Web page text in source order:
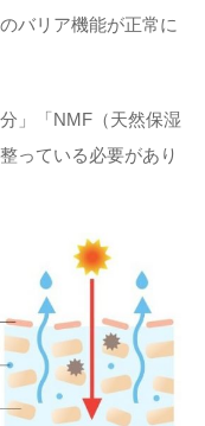
バリア機能が正常に
」「NMF（天然保湿
っている必要があり